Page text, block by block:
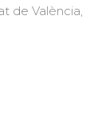
de València,